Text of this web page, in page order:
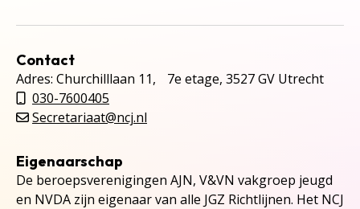
Contact
Adres: Churchilllaan 11, 7e etage, 3527 GV Utrecht
030-7600405
Secretariaat@ncj.nl
Eigenaarschap
De beroepsverenigingen AJN, V&VN vakgroep jeugd
en NVDA zijn eigenaar van alle JGZ Richtlijnen. Het NCJ